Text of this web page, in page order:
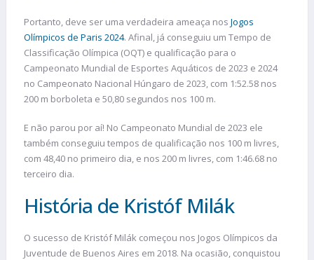
Portanto, deve ser uma verdadeira ameaça nos Jogos
Olímpicos de Paris 2024. Afinal, já conseguiu um Tempo de
Classificação Olímpica (OQT) e qualificação para o
Campeonato Mundial de Esportes Aquáticos de 2023 e 2024
no Campeonato Nacional Húngaro de 2023, com 1:52.58 nos
200 m borboleta e 50,80 segundos nos 100 m.
E não parou por aí! No Campeonato Mundial de 2023 ele
também conseguiu tempos de qualificação nos 100 m livres,
com 48,40 no primeiro dia, e nos 200 m livres, com 1:46.68 no
terceiro dia.
História de Kristóf Milák
O sucesso de Kristóf Milák começou nos Jogos Olímpicos da
Juventude de Buenos Aires em 2018. Na ocasião, conquistou